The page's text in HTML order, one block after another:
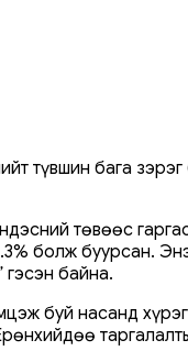
түвшин бага
төвөөс
болж буурсан.
гэсэн байна.
буй насанд